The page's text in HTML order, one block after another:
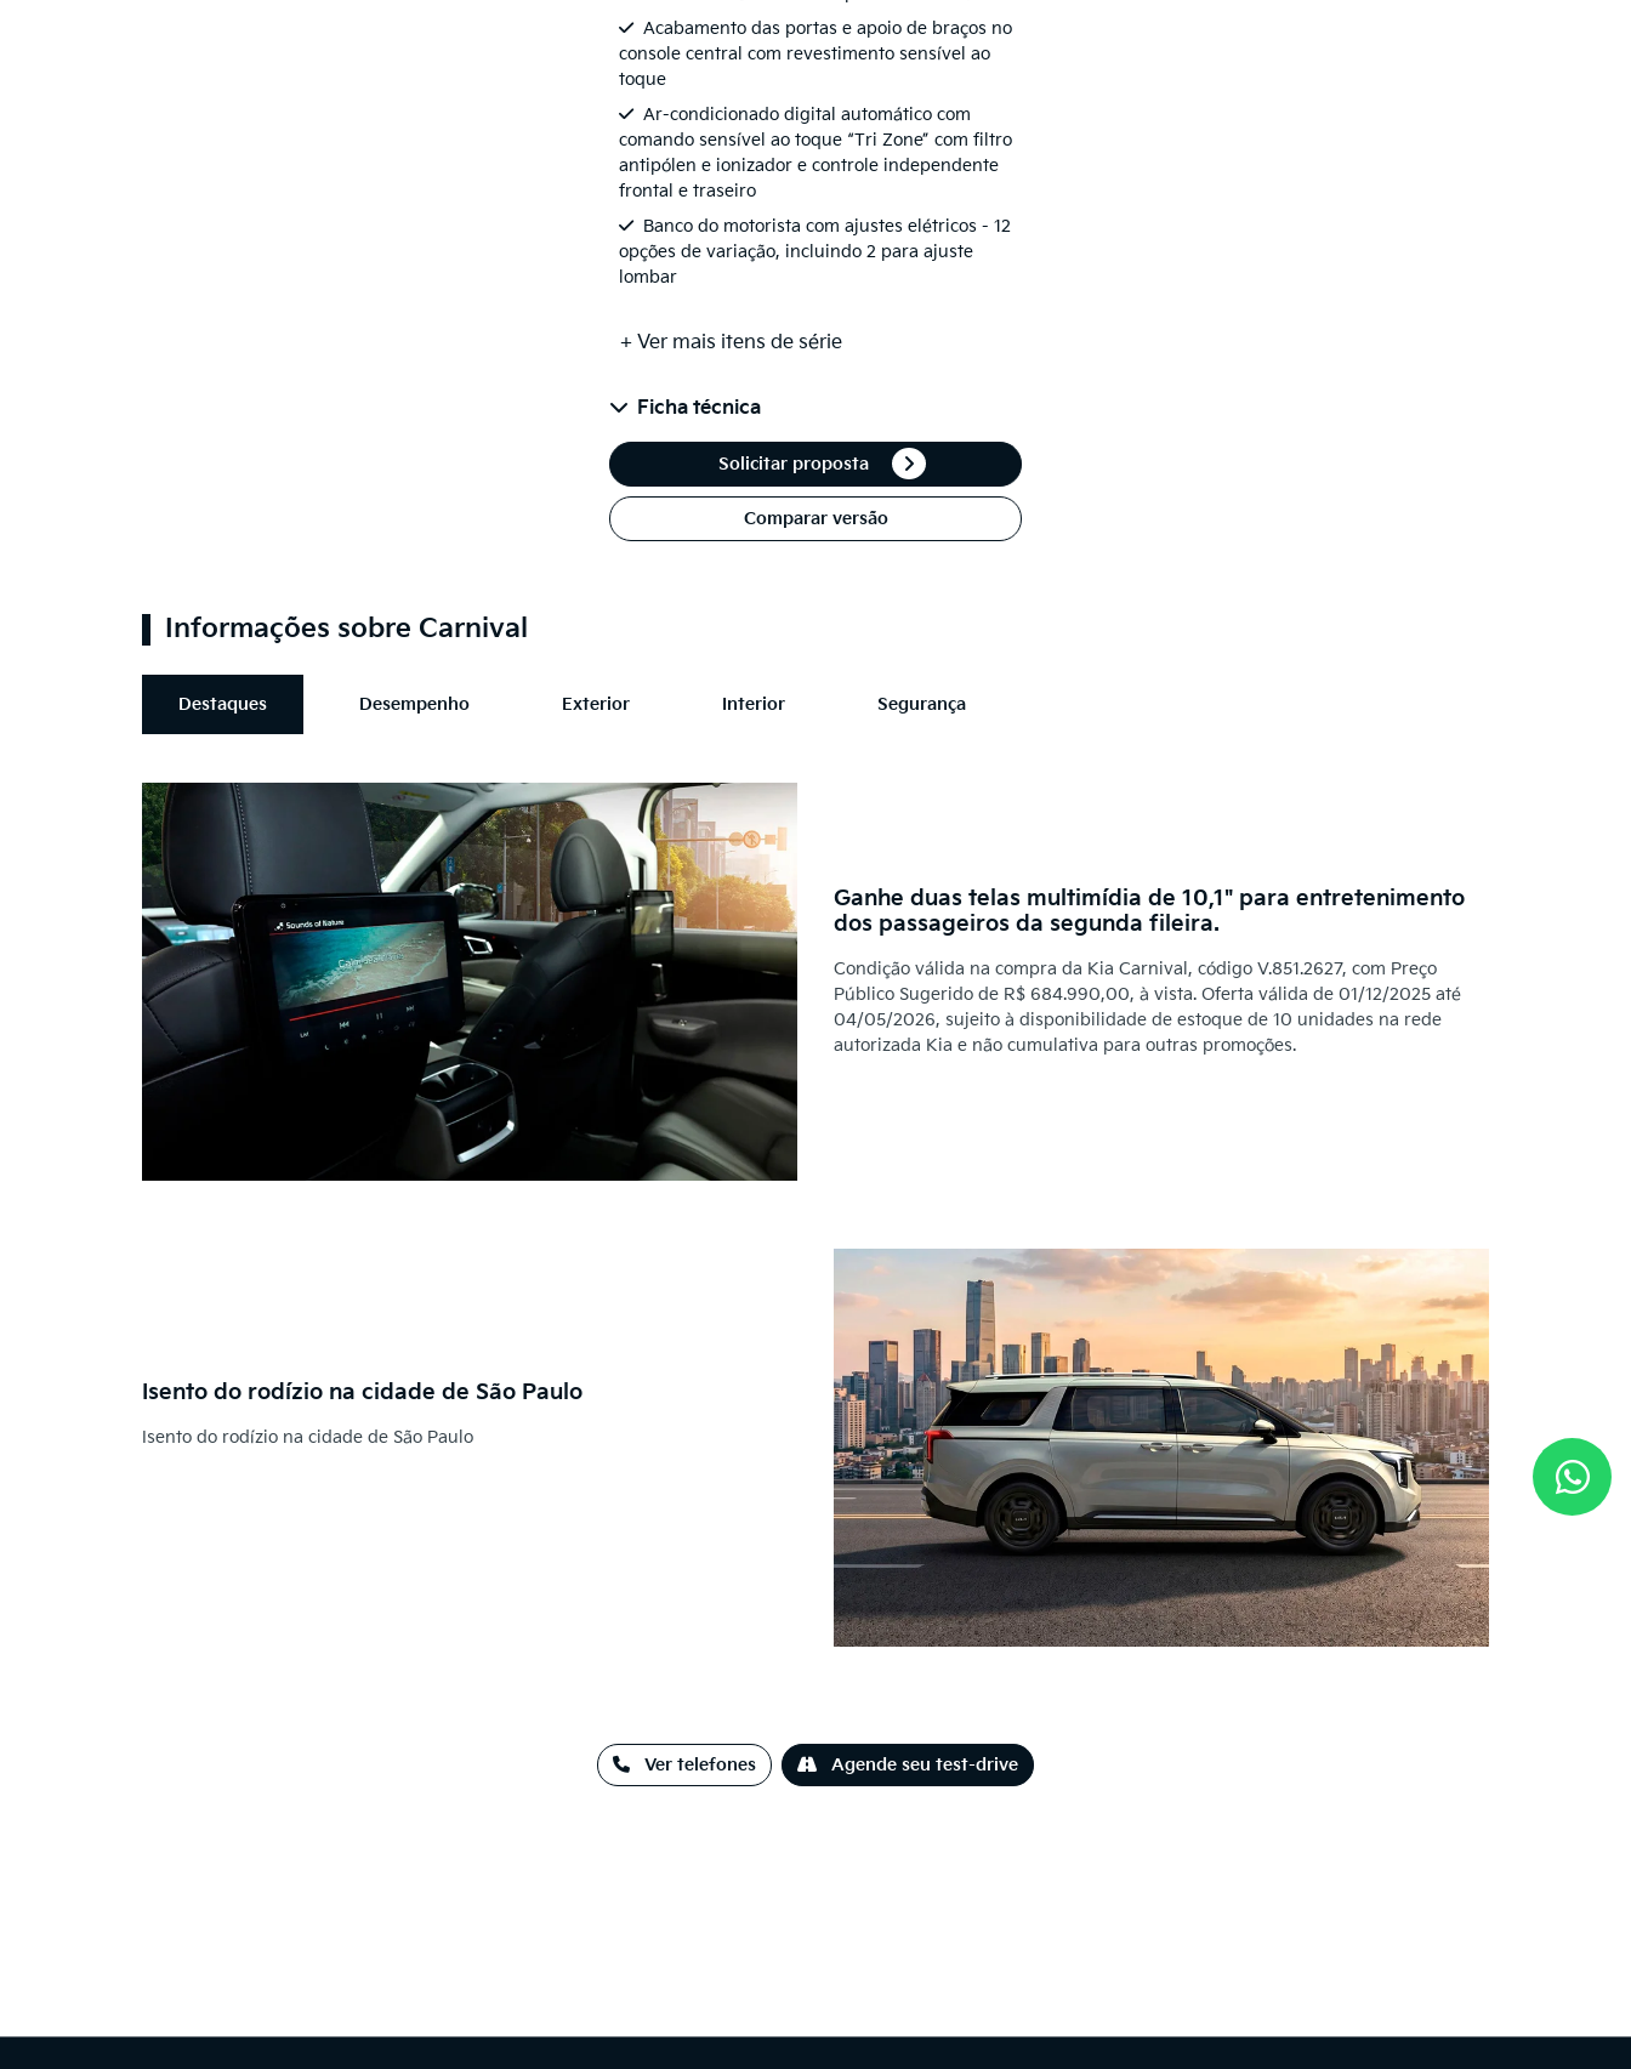
Acabamento das portas e apoio de braços no
console central com revestimento sensível ao
toque
Ar-condicionado digital automático com
comando sensível ao toque “Tri Zone” com filtro
antipólen e ionizador e controle independente
frontal e traseiro
Banco do motorista com ajustes elétricos - 12
opções de variação, incluindo 2 para ajuste
lombar
+ Ver mais itens de série
Ficha técnica
Solicitar proposta
Comparar versão
Informações sobre Carnival
Destaques Desempenho Exterior Interior Segurança
Ganhe duas telas multimídia de 10,1" para entretenimento
dos passageiros da segunda fileira.
Condição válida na compra da Kia Carnival, código V.851.2627, com Preço
Público Sugerido de R$ 684.990,00, à vista. Oferta válida de 01/12/2025 até
04/05/2026, sujeito à disponibilidade de estoque de 10 unidades na rede
autorizada Kia e não cumulativa para outras promoções.
Isento do rodízio na cidade de São Paulo
Isento do rodízio na cidade de São Paulo
Ver telefones Agende seu test-drive